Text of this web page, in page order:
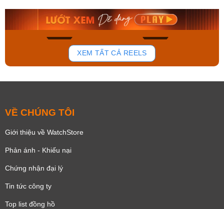
136
Mua ngay Mua ngay
XEM TẤT CẢ REELS
VỀ CHÚNG TÔI
Giới thiệu về WatchStore
Phản ánh - Khiếu nại
Chứng nhận đại lý
Tin tức công ty
Top list đồng hồ